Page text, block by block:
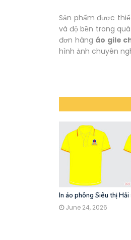
Sản phẩm được
và độ bền trong
đơn hàng áo gile
hình ảnh chuyên
In áo phông Siêu thị Hải
June 24, 2026